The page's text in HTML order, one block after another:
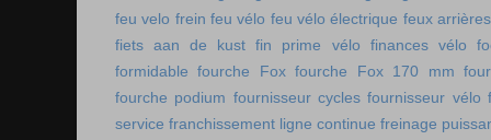
feu velo frein feu vélo feu vélo électrique feux
fiets aan de kust fin prime vélo finances vélo
formidable fourche Fox fourche Fox 170 mm
fourche podium fournisseur cycles fournisseur vélo
service franchissement ligne continue freinage